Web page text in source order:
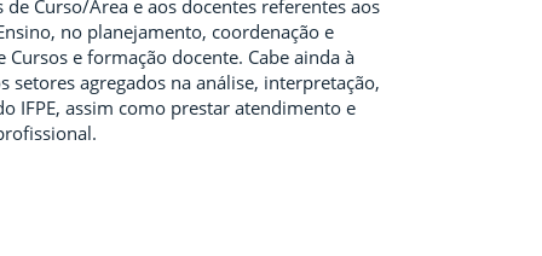
Curso/Área e aos docentes referentes aos
no planejamento, coordenação e
e formação docente. Cabe ainda à
setores agregados na análise, interpretação,
IFPE, assim como prestar atendimento e